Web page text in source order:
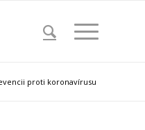
proti koronavírusu